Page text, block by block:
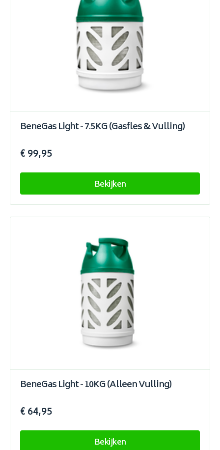
BeneGas Light - 7.5KG (Gasfles & Vulling)
€ 99,95
Bekijken
BeneGas Light - 10KG (Alleen Vulling)
€ 64,95
Bekijken